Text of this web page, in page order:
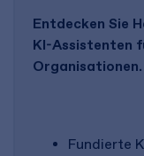
Entdecken Sie
KI-Assistenten
Organisationen.
Fundierte